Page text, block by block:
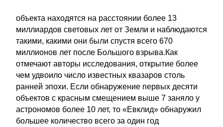
объекта находятся на расстоянии более 13
миллиардов световых лет от Земли и наблюдаются
такими, какими они были спустя всего 670
миллионов лет после Большого взрыва.Как
отмечают авторы исследования, открытие более
чем удвоило число известных квазаров столь
ранней эпохи. Если обнаружение первых десяти
объектов с красным смещением выше 7 заняло у
астрономов более 10 лет, то «Евклид» обнаружил
большее количество всего за один год